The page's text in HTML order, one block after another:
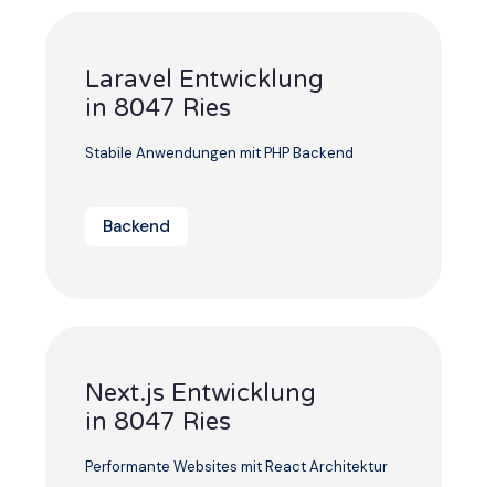
Laravel Entwicklung
in 8047 Ries
Stabile Anwendungen mit PHP Backend
Backend
Next.js Entwicklung
in 8047 Ries
Performante Websites mit React Architektur